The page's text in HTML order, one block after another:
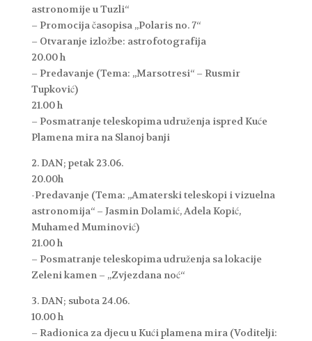
astronomije u Tuzli“
– Promocija časopisa „Polaris no. 7“
– Otvaranje izložbe: astrofotografija
20.00 h
– Predavanje (Tema: „Marsotresi“ – Rusmir
Tupković)
21.00 h
– Posmatranje teleskopima udruženja ispred Kuće
Plamena mira na Slanoj banji
2. DAN; petak 23.06.
20.00h
-Predavanje (Tema: „Amaterski teleskopi i vizuelna
astronomija“ – Jasmin Dolamić, Adela Kopić,
Muhamed Muminović)
21.00 h
– Posmatranje teleskopima udruženja sa lokacije
Zeleni kamen – „Zvjezdana noć“
3. DAN; subota 24.06.
10.00 h
– Radionica za djecu u Kući plamena mira (Voditelji: